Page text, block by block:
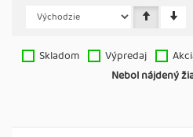
Skladom Výpredaj
Nebol nájdený